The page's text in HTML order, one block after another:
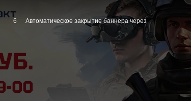
5 Автоматическое закрытие баннера через